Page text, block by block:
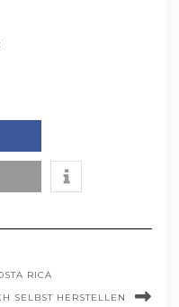
RICA
SELBST HERSTELLEN